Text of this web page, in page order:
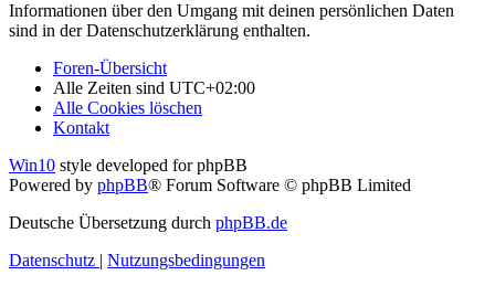
Informationen über den Umgang mit deinen persönlichen Daten
sind in der Datenschutzerklärung enthalten.
Foren-Übersicht
Alle Zeiten sind UTC+02:00
Alle Cookies löschen
Kontakt
Win10 style developed for phpBB
Powered by phpBB® Forum Software © phpBB Limited
Deutsche Übersetzung durch phpBB.de
Datenschutz
Nutzungsbedingungen